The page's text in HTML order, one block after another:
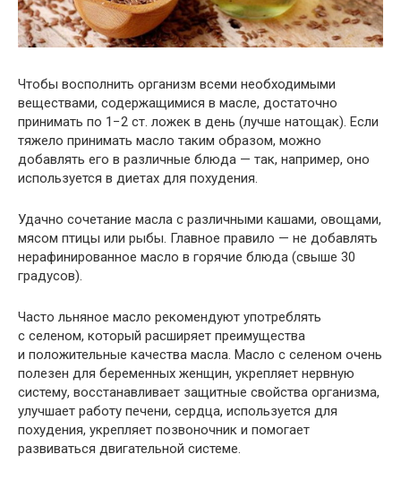
Чтобы восполнить организм всеми необходимыми
веществами, содержащимися в масле, достаточно
принимать по 1−2 ст. ложек в день (лучше натощак). Если
тяжело принимать масло таким образом, можно
добавлять его в различные блюда — так, например, оно
используется в диетах для похудения.
Удачно сочетание масла с различными кашами, овощами,
мясом птицы или рыбы. Главное правило — не добавлять
нерафинированное масло в горячие блюда (свыше 30
градусов).
Часто льняное масло рекомендуют употреблять
с селеном, который расширяет преимущества
и положительные качества масла. Масло с селеном очень
полезен для беременных женщин, укрепляет нервную
систему, восстанавливает защитные свойства организма,
улучшает работу печени, сердца, используется для
похудения, укрепляет позвоночник и помогает
развиваться двигательной системе.